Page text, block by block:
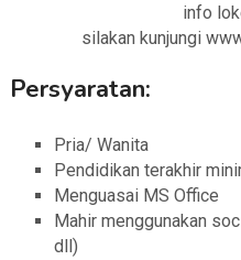
info
silakan kunjungi
Persyaratan:
Pria/ Wanita
Pendidikan terakhir
Menguasai MS Office
Mahir menggunakan
dll)